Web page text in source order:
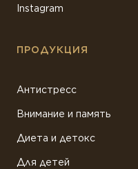
Instagram
ПРОДУКЦИЯ
Антистресс
Внимание и память
Диета и детокс
Для детей